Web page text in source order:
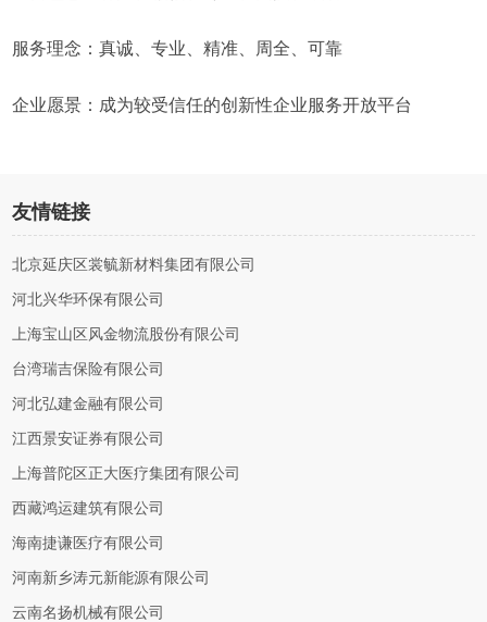
服务理念：真诚、专业、精准、周全、可靠
企业愿景：成为较受信任的创新性企业服务开放平台
友情链接
北京延庆区裳毓新材料集团有限公司
河北兴华环保有限公司
上海宝山区风金物流股份有限公司
台湾瑞吉保险有限公司
河北弘建金融有限公司
江西景安证券有限公司
上海普陀区正大医疗集团有限公司
西藏鸿运建筑有限公司
海南捷谦医疗有限公司
河南新乡涛元新能源有限公司
云南名扬机械有限公司